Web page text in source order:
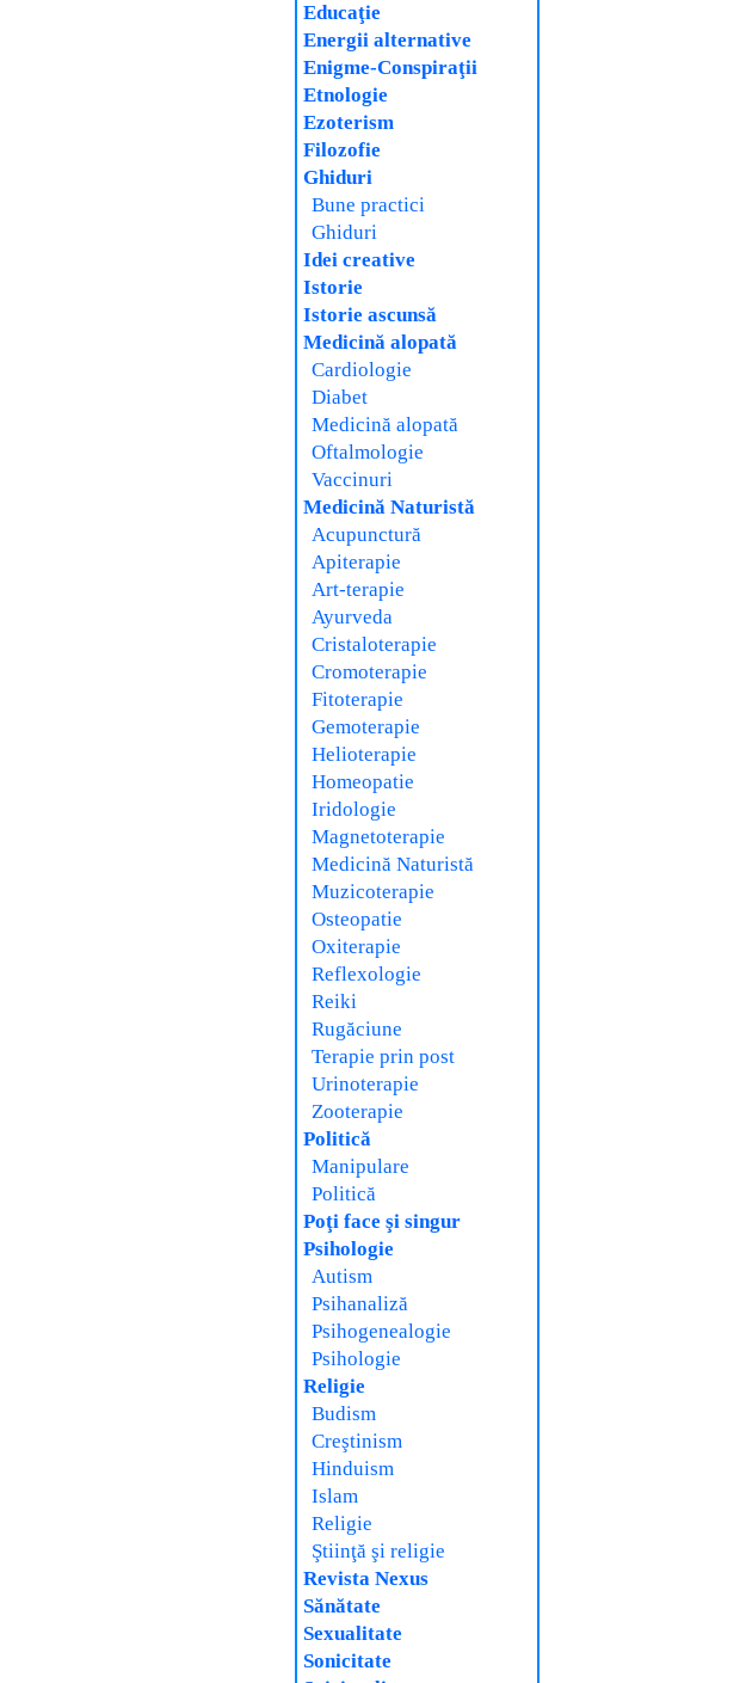
Educaţie
Energii alternative
Enigme-Conspiraţii
Etnologie
Ezoterism
Filozofie
Ghiduri
Bune practici
Ghiduri
Idei creative
Istorie
Istorie ascunsă
Medicină alopată
Cardiologie
Diabet
Medicină alopată
Oftalmologie
Vaccinuri
Medicină Naturistă
Acupunctură
Apiterapie
Art-terapie
Ayurveda
Cristaloterapie
Cromoterapie
Fitoterapie
Gemoterapie
Helioterapie
Homeopatie
Iridologie
Magnetoterapie
Medicină Naturistă
Muzicoterapie
Osteopatie
Oxiterapie
Reflexologie
Reiki
Rugăciune
Terapie prin post
Urinoterapie
Zooterapie
Politică
Manipulare
Politică
Poţi face şi singur
Psihologie
Autism
Psihanaliză
Psihogenealogie
Psihologie
Religie
Budism
Creştinism
Hinduism
Islam
Religie
Ştiinţă şi religie
Revista Nexus
Sănătate
Sexualitate
Sonicitate